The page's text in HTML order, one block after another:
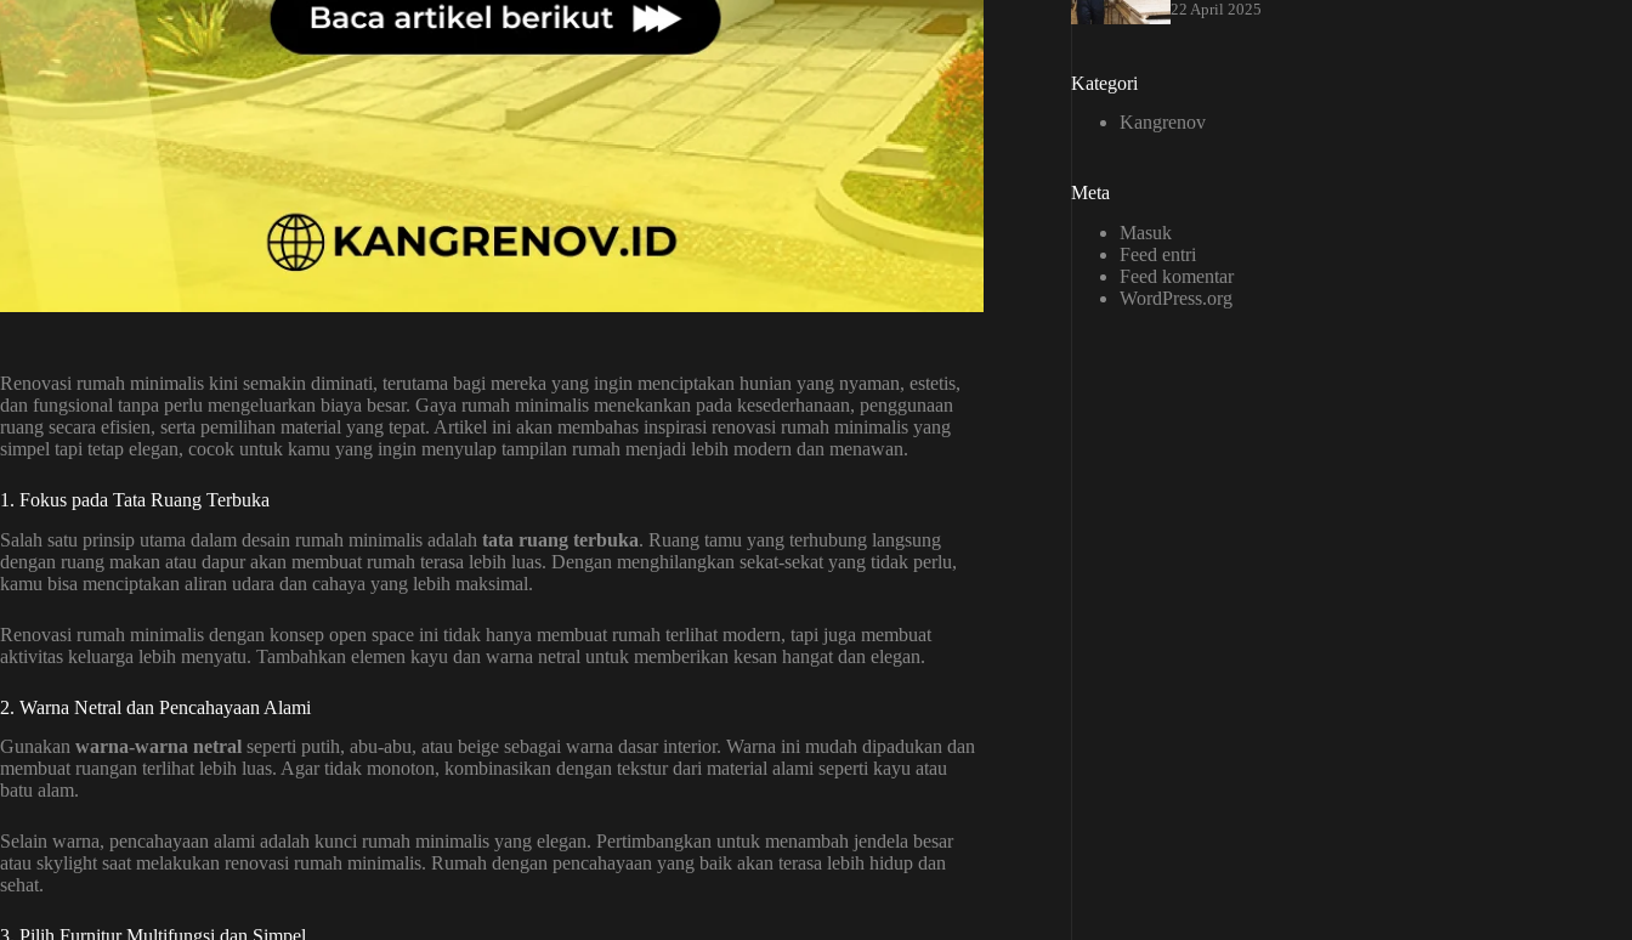
Renovasi rumah minimalis kini semakin diminati, terutama bagi mereka yang ingin menciptakan hunian yang nyaman, estetis,
dan fungsional tanpa perlu mengeluarkan biaya besar. Gaya rumah minimalis menekankan pada kesederhanaan, penggunaan
ruang secara efisien, serta pemilihan material yang tepat. Artikel ini akan membahas inspirasi renovasi rumah minimalis yang
simpel tapi tetap elegan, cocok untuk kamu yang ingin menyulap tampilan rumah menjadi lebih modern dan menawan.
1. Fokus pada Tata Ruang Terbuka
Salah satu prinsip utama dalam desain rumah minimalis adalah tata ruang terbuka. Ruang tamu yang terhubung langsung
dengan ruang makan atau dapur akan membuat rumah terasa lebih luas. Dengan menghilangkan sekat-sekat yang tidak perlu,
kamu bisa menciptakan aliran udara dan cahaya yang lebih maksimal.
Renovasi rumah minimalis dengan konsep open space ini tidak hanya membuat rumah terlihat modern, tapi juga membuat
aktivitas keluarga lebih menyatu. Tambahkan elemen kayu dan warna netral untuk memberikan kesan hangat dan elegan.
2. Warna Netral dan Pencahayaan Alami
Gunakan warna-warna netral seperti putih, abu-abu, atau beige sebagai warna dasar interior. Warna ini mudah dipadukan dan
membuat ruangan terlihat lebih luas. Agar tidak monoton, kombinasikan dengan tekstur dari material alami seperti kayu atau
batu alam.
Selain warna, pencahayaan alami adalah kunci rumah minimalis yang elegan. Pertimbangkan untuk menambah jendela besar
atau skylight saat melakukan renovasi rumah minimalis. Rumah dengan pencahayaan yang baik akan terasa lebih hidup dan
sehat.
22 April 2025
Kategori
Kangrenov
Meta
Masuk
Feed entri
Feed komentar
WordPress.org